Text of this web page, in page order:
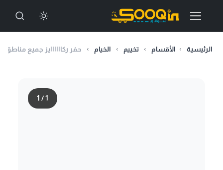
الرئيسية الأقسام تخييم الخيام حفر ركاااااايز جميع
1
/
1